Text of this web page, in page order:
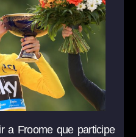
a Froome que participe